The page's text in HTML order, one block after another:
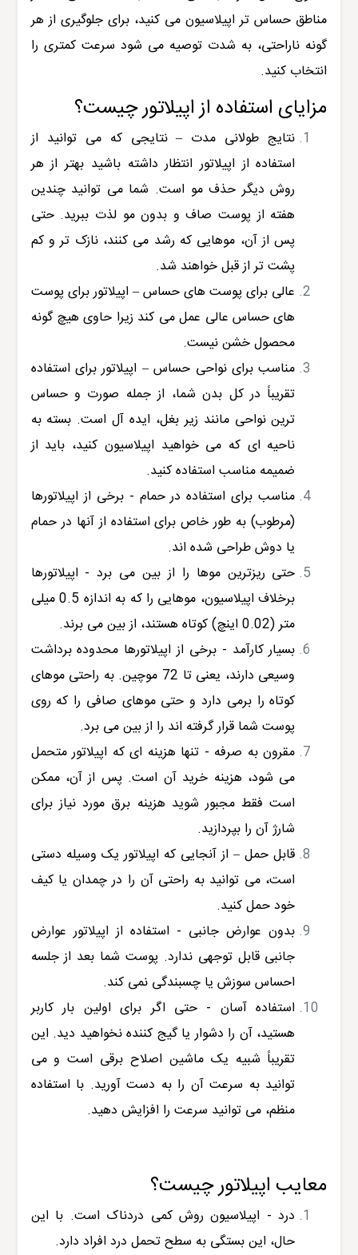
مناطق حساس تر اپیلاسیون می کنید، برای جلوگیری از هر
گونه ناراحتی، به شدت توصیه می شود سرعت کمتری را
انتخاب کنید.
مزایای استفاده از اپیلاتور چیست؟
نتایج طولانی مدت – نتایجی که می توانید از
استفاده از اپیلاتور انتظار داشته باشید بهتر از هر
روش دیگر حذف مو است. شما می توانید چندین
هفته از پوست صاف و بدون مو لذت ببرید. حتی
پس از آن، موهایی که رشد می کنند، نازک تر و کم
پشت تر از قبل خواهند شد.
عالی برای پوست های حساس – اپیلاتور برای پوست
های حساس عالی عمل می کند زیرا حاوی هیچ گونه
محصول خشن نیست.
مناسب برای نواحی حساس – اپیلاتور برای استفاده
تقریباً در کل بدن شما، از جمله صورت و حساس
ترین نواحی مانند زیر بغل، ایده آل است. بسته به
ناحیه ای که می خواهید اپیلاسیون کنید، باید از
ضمیمه مناسب استفاده کنید.
مناسب برای استفاده در حمام - برخی از اپیلاتورها
(مرطوب) به طور خاص برای استفاده از آنها در حمام
یا دوش طراحی شده اند.
حتی ریزترین موها را از بین می برد - اپیلاتورها
برخلاف اپیلاسیون، موهایی را که به اندازه 0.5 میلی
متر (0.02 اینچ) کوتاه هستند، از بین می برند.
بسیار کارآمد - برخی از اپیلاتورها محدوده برداشت
وسیعی دارند، یعنی تا 72 موچین. به راحتی موهای
کوتاه را برمی دارد و حتی موهای صافی را که روی
پوست شما قرار گرفته اند را از بین می برد.
مقرون به صرفه - تنها هزینه ای که اپیلاتور متحمل
می شود، هزینه خرید آن است. پس از آن، ممکن
است فقط مجبور شوید هزینه برق مورد نیاز برای
شارژ آن را بپردازید.
قابل حمل – از آنجایی که اپیلاتور یک وسیله دستی
است، می توانید به راحتی آن را در چمدان یا کیف
خود حمل کنید.
بدون عوارض جانبی - استفاده از اپیلاتور عوارض
جانبی قابل توجهی ندارد. پوست شما بعد از جلسه
احساس سوزش یا چسبندگی نمی کند.
استفاده آسان - حتی اگر برای اولین بار کاربر
هستید، آن را دشوار یا گیج کننده نخواهید دید. این
تقریباً شبیه یک ماشین اصلاح برقی است و می
توانید به سرعت آن را به دست آورید. با استفاده
منظم، می توانید سرعت را افزایش دهید.
معایب اپیلاتور چیست؟
درد - اپیلاسیون روش کمی دردناک است. با این
حال، این بستگی به سطح تحمل درد افراد دارد.